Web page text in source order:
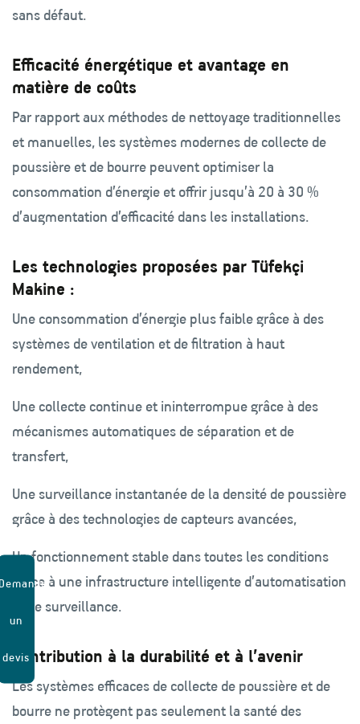
sans défaut.
Efficacité énergétique et avantage en
matière de coûts
Par rapport aux méthodes de nettoyage traditionnelles
et manuelles, les systèmes modernes de collecte de
poussière et de bourre peuvent optimiser la
consommation d’énergie et offrir jusqu’à 20 à 30 %
d’augmentation d’efficacité dans les installations.
Les technologies proposées par Tüfekçi
Makine :
Une consommation d’énergie plus faible grâce à des
systèmes de ventilation et de filtration à haut
rendement,
Une collecte continue et ininterrompue grâce à des
mécanismes automatiques de séparation et de
transfert,
Une surveillance instantanée de la densité de poussière
grâce à des technologies de capteurs avancées,
Un fonctionnement stable dans toutes les conditions
grâce à une infrastructure intelligente d’automatisation
et de surveillance.
Contribution à la durabilité et à l’avenir
Les systèmes efficaces de collecte de poussière et de
bourre ne protègent pas seulement la santé des
un
devis